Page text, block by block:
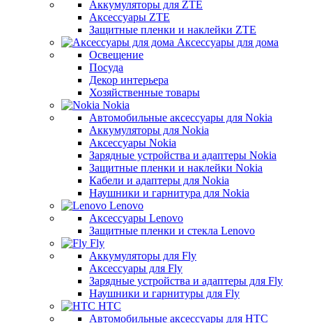
Аккумуляторы для ZTE
Аксессуары ZTE
Защитные пленки и наклейки ZTE
Аксессуары для дома
Освещение
Посуда
Декор интерьера
Хозяйственные товары
Nokia
Автомобильные аксессуары для Nokia
Аккумуляторы для Nokia
Аксессуары Nokia
Зарядные устройства и адаптеры Nokia
Защитные пленки и наклейки Nokia
Кабели и адаптеры для Nokia
Наушники и гарнитура для Nokia
Lenovo
Аксессуары Lenovo
Защитные пленки и стекла Lenovo
Fly
Аккумуляторы для Fly
Аксессуары для Fly
Зарядные устройства и адаптеры для Fly
Наушники и гарнитуры для Fly
HTC
Автомобильные аксессуары для HTC